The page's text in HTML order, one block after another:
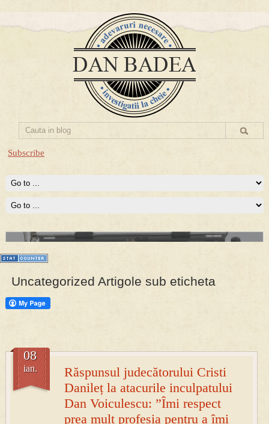
Subscribe
PRESA
Permise pentru vânătoarea de porci în costume, cu gulere albe
Prima mea carte publicata (Nemira)
Averea Presedintelui: prima lucrare despre controversatele
conturi secrete ale Securitatii.
Uncategorized Artigole sub eticheta
Răspunsul judecătorului Cristi
Danileț la atacurile inculpatului
Dan Voiculescu: ”Îmi respect
prea mult profesia pentru a îmi
08
ian.